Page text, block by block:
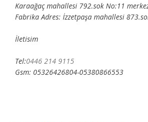
Karaağaç mahallesi 792.sok No:11
Fabrika Adres: İzzetpaşa mahallesi
İletisim
Tel:0446 214 9115
Gsm: 05326426804-05380866553